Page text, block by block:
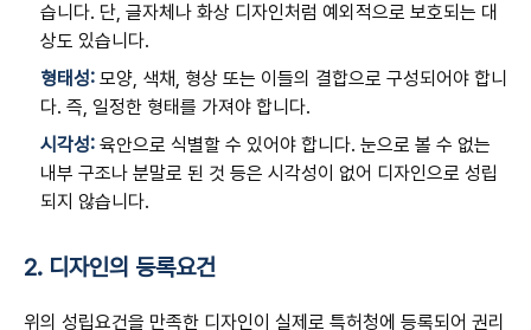
습니다. 단, 글자체나 화상 디자인처럼 예외적으로 보호되는 대
상도 있습니다.
형태성: 모양, 색채, 형상 또는 이들의 결합으로 구성되어야 합니
다. 즉, 일정한 형태를 가져야 합니다.
시각성: 육안으로 식별할 수 있어야 합니다. 눈으로 볼 수 없는
내부 구조나 분말로 된 것 등은 시각성이 없어 디자인으로 성립
되지 않습니다.
2. 디자인의 등록요건
위의 성립요건을 만족한 디자인이 실제로 특허청에 등록되어 권리